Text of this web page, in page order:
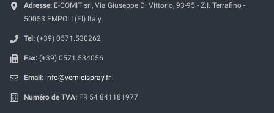
Adresse: E-COMIT srl, Via Giuseppe Di Vittorio, 93-95 - Z.I. Terrafino -
50053 EMPOLI (FI) Italy
Tel: (+39) 0571.530262
Fax: (+39) 0571.534056
Email: info@vernicispray.fr
Numéro de TVA: FR 54 841181977